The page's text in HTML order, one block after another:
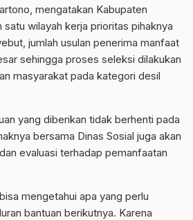
mengatakan Kabupaten
satu wilayah kerja prioritas pihaknya
jumlah usulan penerima manfaat
sehingga proses seleksi dilakukan
masyarakat pada kategori desil
yang diberikan tidak berhenti pada
bersama Dinas Sosial juga akan
evaluasi terhadap pemanfaatan
mengetahui apa yang perlu
bantuan berikutnya. Karena